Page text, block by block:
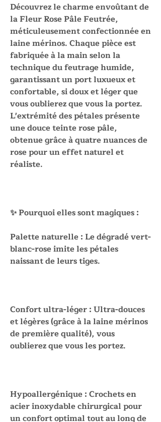
Découvrez le charme envoûtant de
la Fleur Rose Pâle Feutrée,
méticuleusement confectionnée en
laine mérinos. Chaque pièce est
fabriquée à la main selon la
technique du feutrage humide,
garantissant un port luxueux et
confortable, si doux et léger que
vous oublierez que vous la portez.
L'extrémité des pétales présente
une douce teinte rose pâle,
obtenue grâce à quatre nuances de
rose pour un effet naturel et
réaliste.
✨ Pourquoi elles sont magiques :
Palette naturelle : Le dégradé vert-
blanc-rose imite les pétales
naissant de leurs tiges.
Confort ultra-léger : Ultra-douces
et légères (grâce à la laine mérinos
de première qualité), vous
oublierez que vous les portez.
Hypoallergénique : Crochets en
acier inoxydable chirurgical pour
un confort optimal tout au long de